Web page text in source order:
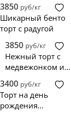
медведем
3850 руб/кг
Шикарный бенто
торт с радугой
3850 руб/кг
Нежный торт с
медвежонком и
3400 руб/кг
Торт на день
рождения